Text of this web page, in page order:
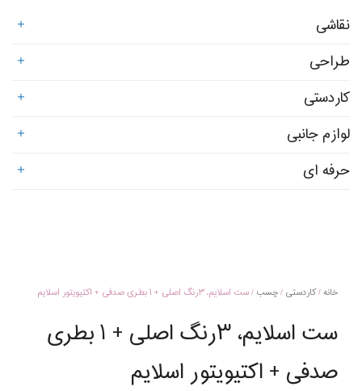
خانه/کاردستی /چسب / ست اسلایم، ۳رنگ اصلی + ۱ بطری صدفی + اکتیویتور اسلایم
ست اسلایم، ۳رنگ اصلی + ۱ بطری
صدفی + اکتیویتور اسلایم
نقاشی
طراحی
کاردستی
لوازم جانبی
حرفه ای